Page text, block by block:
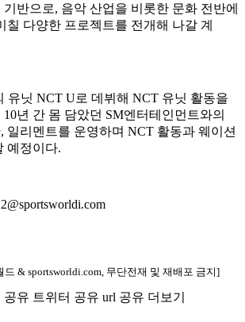
반으로, 음악 산업을 비롯한 문화 전반에
칠 다양한 프로젝트를 전개해 나갈 계
유닛 NCT U로 데뷔해 NCT 유닛 활동을
년 간 몸 담았던 SM엔터테인먼트와의
일리멘트를 운영하며 NCT 활동과 웨이션
예정이다.
& sportsworldi.com, 무단전재 및 재배포 금지]
공유 트위터 공유 url 공유 더보기